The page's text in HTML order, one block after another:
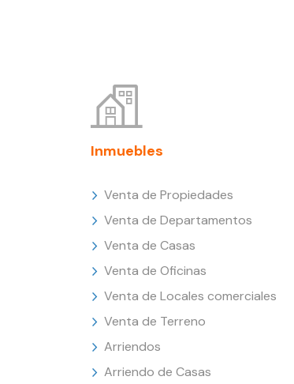
Inmuebles
Venta de Propiedades
Venta de Departamentos
Venta de Casas
Venta de Oficinas
Venta de Locales comerciales
Venta de Terreno
Arriendos
Arriendo de Casas